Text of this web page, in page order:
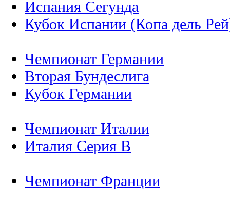
Испания Сегунда
Кубок Испании (Копа дель
Чемпионат Германии
Вторая Бундеслига
Кубок Германии
Чемпионат Италии
Италия Серия B
Чемпионат Франции